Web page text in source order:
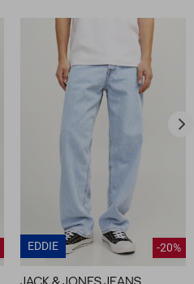
EDDIE -20%